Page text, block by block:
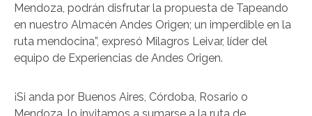
Mendoza, podrán disfrutar la propuesta de Tapeando
en nuestro Almacén Andes Origen; un imperdible en la
ruta mendocina”, expresó Milagros Leivar, líder del
equipo de Experiencias de Andes Origen.
¡Si anda por Buenos Aires, Córdoba, Rosario o